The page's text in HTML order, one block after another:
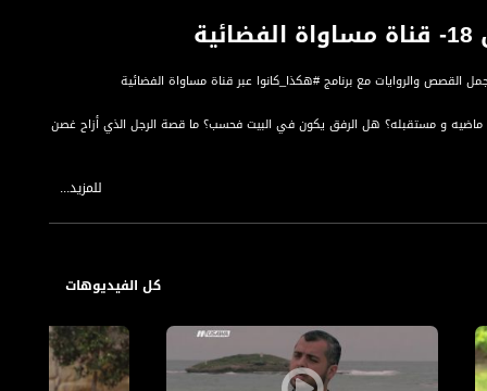
القصص والروايات مع برنامج #هكذا_كانوا عبر قناة مساواة الفضائية
و مستقبله؟ هل الرفق يكون في البيت فحسب؟ ما قصة الرجل الذي أزاح غصن
من شيء إلا شانه!
أتى الله بقلب سليم، و يحتجون على الخالق سبحانه في علاه ، العدل الحكم ، فكيف
للمزيد...
كل الفيديوهات